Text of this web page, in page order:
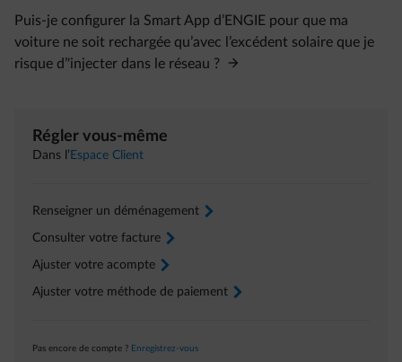
Puis-je configurer la Smart App d’ENGIE pour que ma
voiture ne soit rechargée qu’avec l’excédent solaire que je
risque d’'injecter dans le réseau ?
Régler vous-même
Dans l’ Espace Client
Renseigner un déménagement arrow-right
Consulter votre facture arrow-right
Ajuster votre acompte arrow-right
Ajuster votre méthode de paiement arrow-right
Pas encore de compte ? Enregistrez-vous